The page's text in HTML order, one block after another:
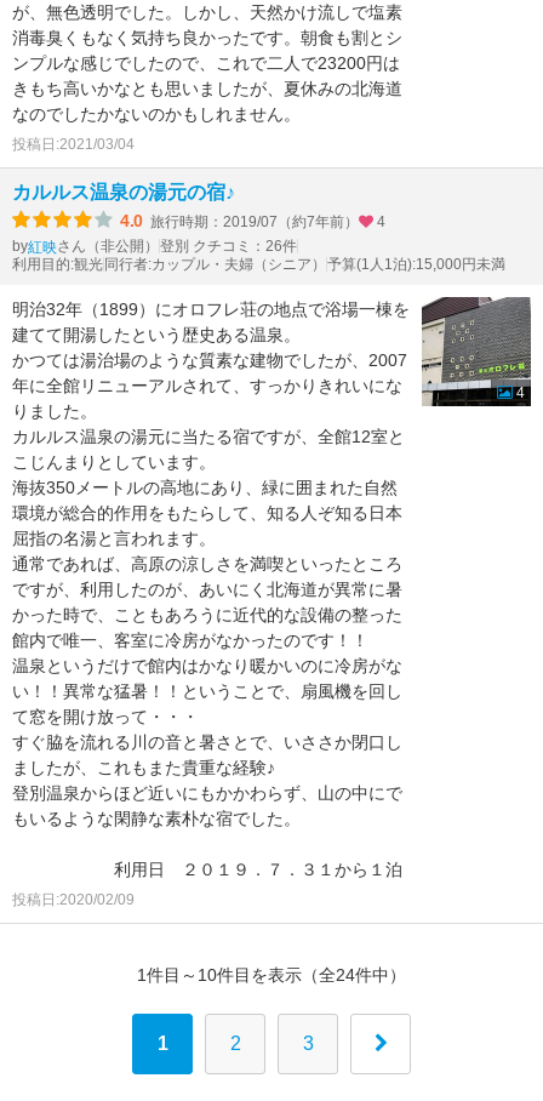
が、無色透明でした。しかし、天然かけ流しで塩素
消毒臭くもなく気持ち良かったです。朝食も割とシ
ンプルな感じでしたので、これで二人で23200円は
きもち高いかなとも思いましたが、夏休みの北海道
なのでしたかないのかもしれません。
投稿日:2021/03/04
カルルス温泉の湯元の宿♪
4.0 旅行時期：2019/07（約7年前）
4
by紅映さん（非公開） 登別 クチコミ：26件
利用目的:観光同行者:カップル・夫婦（シニア） 予算(1人1泊):15,000円未満
明治32年（1899）にオロフレ荘の地点で浴場一棟を
建てて開湯したという歴史ある温泉。
かつては湯治場のような質素な建物でしたが、2007
年に全館リニューアルされて、すっかりきれいにな
りました。
カルルス温泉の湯元に当たる宿ですが、全館12室と
こじんまりとしています。
海抜350メートルの高地にあり、緑に囲まれた自然
環境が総合的作用をもたらして、知る人ぞ知る日本
屈指の名湯と言われます。
通常であれば、高原の涼しさを満喫といったところ
ですが、利用したのが、あいにく北海道が異常に暑
かった時で、こともあろうに近代的な設備の整った
館内で唯一、客室に冷房がなかったのです！！
温泉というだけで館内はかなり暖かいのに冷房がな
い！！異常な猛暑！！ということで、扇風機を回し
て窓を開け放って・・・
すぐ脇を流れる川の音と暑さとで、いささか閉口し
ましたが、これもまた貴重な経験♪
登別温泉からほど近いにもかかわらず、山の中にで
もいるような閑静な素朴な宿でした。
利用日 ２０１９．７．３１から１泊
投稿日:2020/02/09
4
1件目～10件目を表示（全24件中）
1 2 3